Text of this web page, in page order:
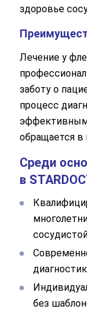
здоровье
Лечение у
заботу о
процесс
обращается
Среди
в
без